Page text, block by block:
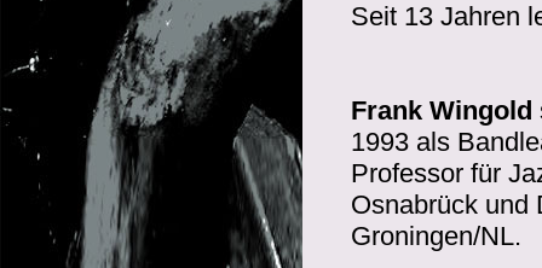
Seit 13 Jahren
Frank Wingold
1993 als
Professor für
Osnabrück und
Groningen/NL.